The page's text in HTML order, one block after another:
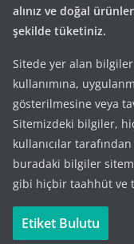
alınız ve doğal
şekilde tüketiniz.
Sitede yer alan
kullanımına,
gösterilmesine veya
Sitemizdeki bilgiler,
kullanıcılar
buradaki bilgiler
gibi hiçbir taahhüt ve
Etiket Bulutu